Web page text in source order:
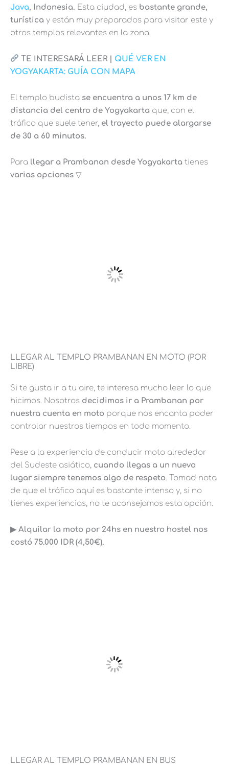
Java, Indonesia. Esta ciudad, es bastante grande,
turística y están muy preparados para visitar este y
otros templos relevantes en la zona.
TE INTERESARÁ LEER |
QUÉ VER EN
YOGYAKARTA: GUÍA CON MAPA
El templo budista se encuentra a unos 17 km de
distancia del centro de Yogyakarta que, con el
tráfico que suele tener, el trayecto puede alargarse
de 30 a 60 minutos.
Para llegar a Prambanan desde Yogyakarta tienes
varias opciones ▽
LLEGAR AL TEMPLO PRAMBANAN EN MOTO (POR
LIBRE)
Si te gusta ir a tu aire, te interesa mucho leer lo que
hicimos. Nosotros decidimos ir a Prambanan por
nuestra cuenta en moto porque nos encanta poder
controlar nuestros tiempos en todo momento.
Pese a la experiencia de conducir moto alrededor
del Sudeste asiático, cuando llegas a un nuevo
lugar siempre tenemos algo de respeto. Tomad nota
de que el tráfico aquí es bastante intenso y, si no
tienes experiencias, no te aconsejamos esta opción.
▶︎ Alquilar la moto por 24hs en nuestro hostel nos
costó 75.000 IDR (4,50€).
LLEGAR AL TEMPLO PRAMBANAN EN BUS